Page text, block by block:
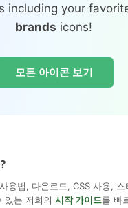
including your
brands icons!
모든 아이콘 보기
용법, 다운로드, CSS 사용, 스
있는 저희의 시작 가이드를 빠